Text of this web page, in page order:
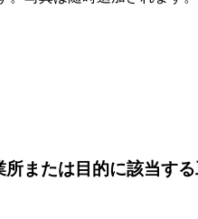
または目的に該当する